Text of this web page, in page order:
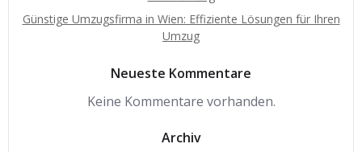
Günstige Umzugsfirma in Wien: Effiziente Lösungen für Ihren
Umzug
Neueste Kommentare
Keine Kommentare vorhanden.
Archiv